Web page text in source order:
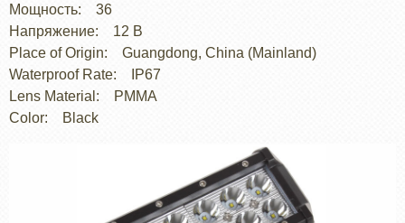
Мощность: 36
Напряжение: 12 В
Place of Origin: Guangdong, China (Mainland)
Waterproof Rate: IP67
Lens Material: PMMA
Color: Black